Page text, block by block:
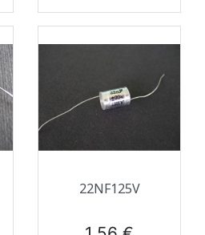
22NF125V
Prix